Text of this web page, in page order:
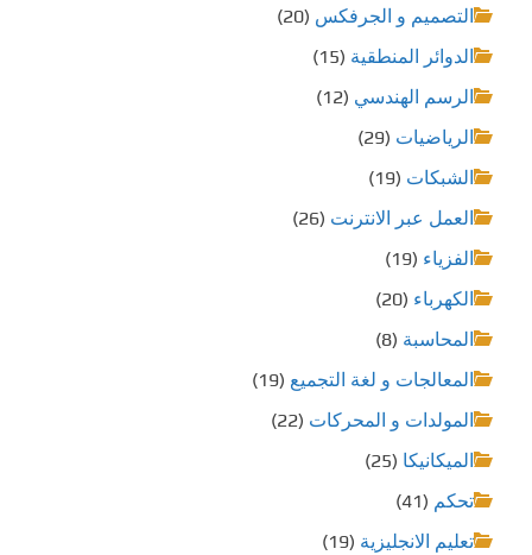
التصميم و الجرفكس (20)
الدوائر المنطقية (15)
الرسم الهندسي (12)
الرياضيات (29)
الشبكات (19)
العمل عبر الانترنت (26)
الفزياء (19)
الكهرباء (20)
المحاسبة (8)
المعالجات و لغة التجميع (19)
المولدات و المحركات (22)
الميكانيكا (25)
تحكم (41)
تعليم الانجليزية (19)